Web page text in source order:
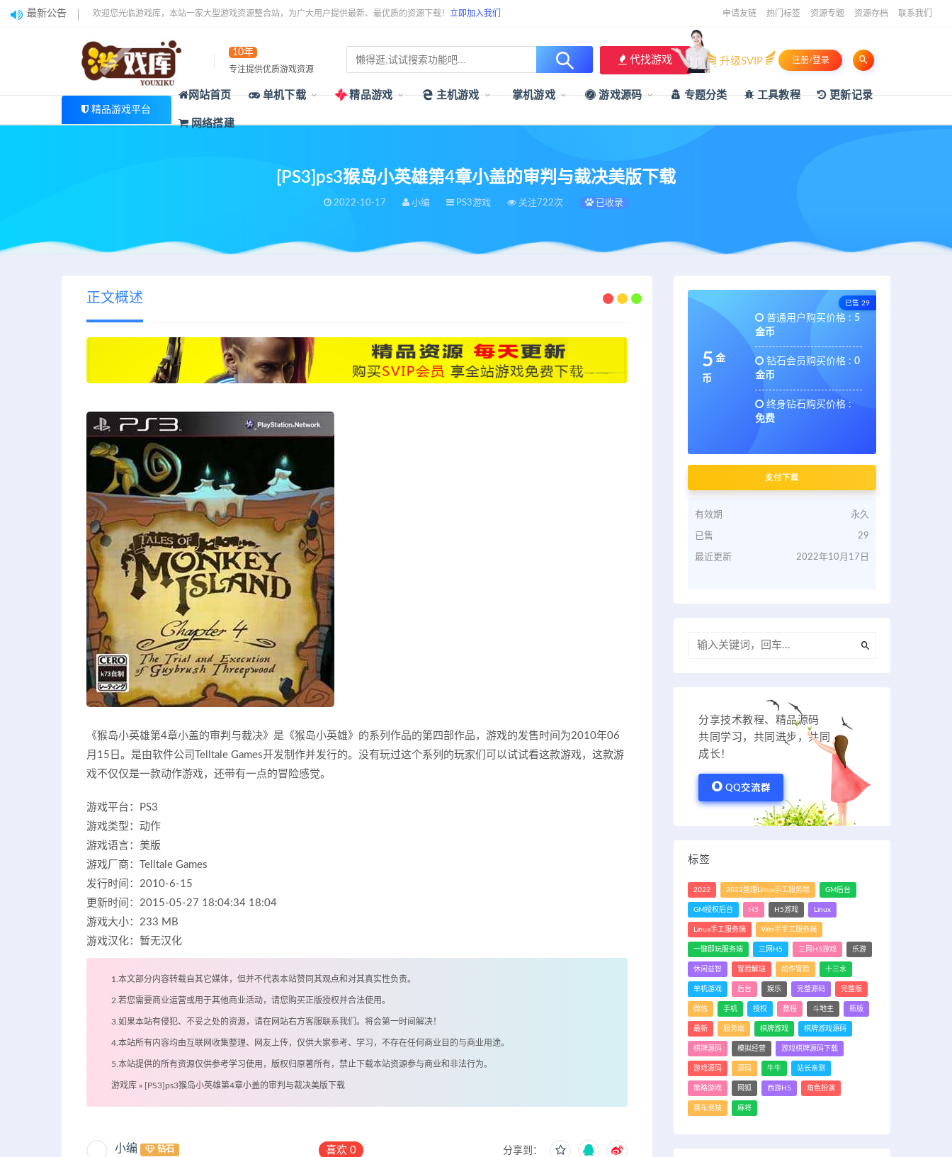
最新公告 欢迎您光临游戏库，本站一家大型游戏资源整合站，为广大用户提供最新、最优质的资源下载！ 立即加入我们 申请友链 热门标签 资源专题 资源存档 联系我们
10年
专注提供优质游戏资源
代找游戏 升级SVIP 注册/登录
精品游戏平台
网站首页 单机下载 精品游戏 主机游戏 掌机游戏 游戏源码 专题分类 工具教程 更新记录
网络搭建
[PS3]ps3猴岛小英雄第4章小盖的审判与裁决美版下载
2022-10-17 小编 PS3游戏 关注722次 已收录
正文概述
《猴岛小英雄第4章小盖的审判与裁决》是《猴岛小英雄》的系列作品的第四部作品，游戏的发售时间为2010年06
月15日。是由软件公司Telltale Games开发制作并发行的。没有玩过这个系列的玩家们可以试试看这款游戏，这款游
戏不仅仅是一款动作游戏，还带有一点的冒险感觉。
游戏平台：PS3
游戏类型：动作
游戏语言：美版
游戏厂商：Telltale Games
发行时间：2010-6-15
更新时间：2015-05-27 18:04:34 18:04
游戏大小：233 MB
游戏汉化：暂无汉化
1.本文部分内容转载自其它媒体，但并不代表本站赞同其观点和对其真实性负责。
2.若您需要商业运营或用于其他商业活动，请您购买正版授权并合法使用。
3.如果本站有侵犯、不妥之处的资源，请在网站右方客服联系我们。将会第一时间解决！
4.本站所有内容均由互联网收集整理、网友上传，仅供大家参考、学习，不存在任何商业目的与商业用途。
5.本站提供的所有资源仅供参考学习使用，版权归原著所有，禁止下载本站资源参与商业和非法行为。
游戏库 » [PS3]ps3猴岛小英雄第4章小盖的审判与裁决美版下载
小编 钻石 喜欢0 分享到：
已售 29
5 金
币
普通用户购买价格 : 5
金币
钻石会员购买价格 : 0
金币
终身钻石购买价格 :
免费
支付下载
有效期 永久
已售 29
最近更新 2022年10月17日
分享技术教程、精品源码
共同学习，共同进步，共同
成长！
QQ交流群
标签
2022 2022整理Linux手工服务端 GM后台
GM授权后台 H5 H5游戏 Linux
Linux手工服务端 Win半手工服务端
一键即玩服务端 三网H5 三网H5游戏 乐游
休闲益智 冒险解谜 动作冒险 十三水
单机游戏 后台 娱乐 完整源码 完整版
微信 手机 授权 教程 斗地主 新版
最新 服务端 棋牌游戏 棋牌游戏源码
棋牌源码 模拟经营 游戏棋牌源码下载
游戏源码 源码 牛牛 站长亲测
策略游戏 网狐 西游H5 角色扮演
赛车竞技 麻将